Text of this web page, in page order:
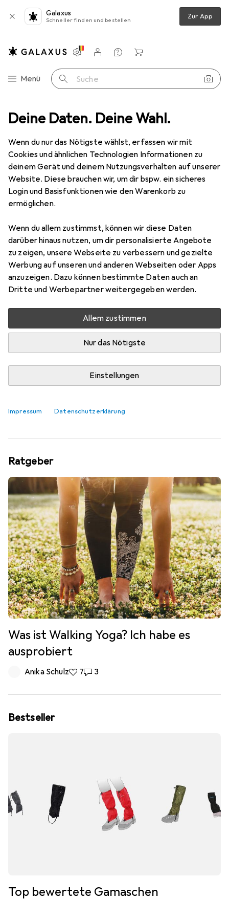
Deine Daten. Deine Wahl.
Wenn du nur das Nötigste wählst, erfassen wir mit
Cookies und ähnlichen Technologien Informationen zu
deinem Gerät und deinem Nutzungsverhalten auf unserer
Website. Diese brauchen wir, um dir bspw. ein sicheres
Login und Basisfunktionen wie den Warenkorb zu
ermöglichen.
Wenn du allem zustimmst, können wir diese Daten
darüber hinaus nutzen, um dir personalisierte Angebote
zu zeigen, unsere Webseite zu verbessern und gezielte
Werbung auf unseren und anderen Webseiten oder Apps
anzuzeigen. Dazu können bestimmte Daten auch an
Dritte und Werbepartner weitergegeben werden.
Allem zustimmen
Nur das Nötigste
Einstellungen
Impressum Datenschutzerklärung
Galaxus
Schneller finden und bestellen Zur App
Navigation nach Kategorien
Menü Suche
Einstellungen
Kundenkonto
Vergleichslisten
Merklisten
Warenkorb
Gesamtsortiment Sport Sportbekleidung
Sportbekleidung
EntdeckenForum
Hintergrund
52 Kilometer, 2500 Höhenmeter:
Siri Schubert66 Likes
6616 Kommentare
16
Ratgeber
Was ist Walking Yoga? Ich habe es
ausprobiert
Anika Schulz7 Likes
73 Kommentare
3
Bestseller
Top bewertete Gamaschen